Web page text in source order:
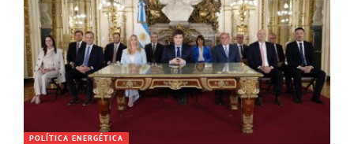
POLÍTICA ENERGÉTICA